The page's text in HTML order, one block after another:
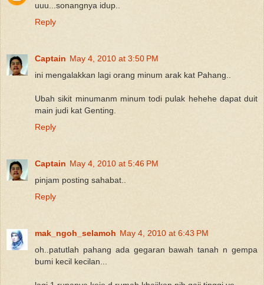
uuu...sonangnya idup..
Reply
Captain May 4, 2010 at 3:50 PM
ini mengalakkan lagi orang minum arak kat Pahang..
Ubah sikit minumanm minum todi pulak hehehe dapat duit
main judi kat Genting.
Reply
Captain May 4, 2010 at 5:46 PM
pinjam posting sahabat..
Reply
mak_ngoh_selamoh May 4, 2010 at 6:43 PM
oh..patutlah pahang ada gegaran bawah tanah n gempa
bumi kecil kecilan...